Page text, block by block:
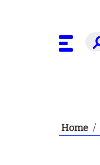
Home /